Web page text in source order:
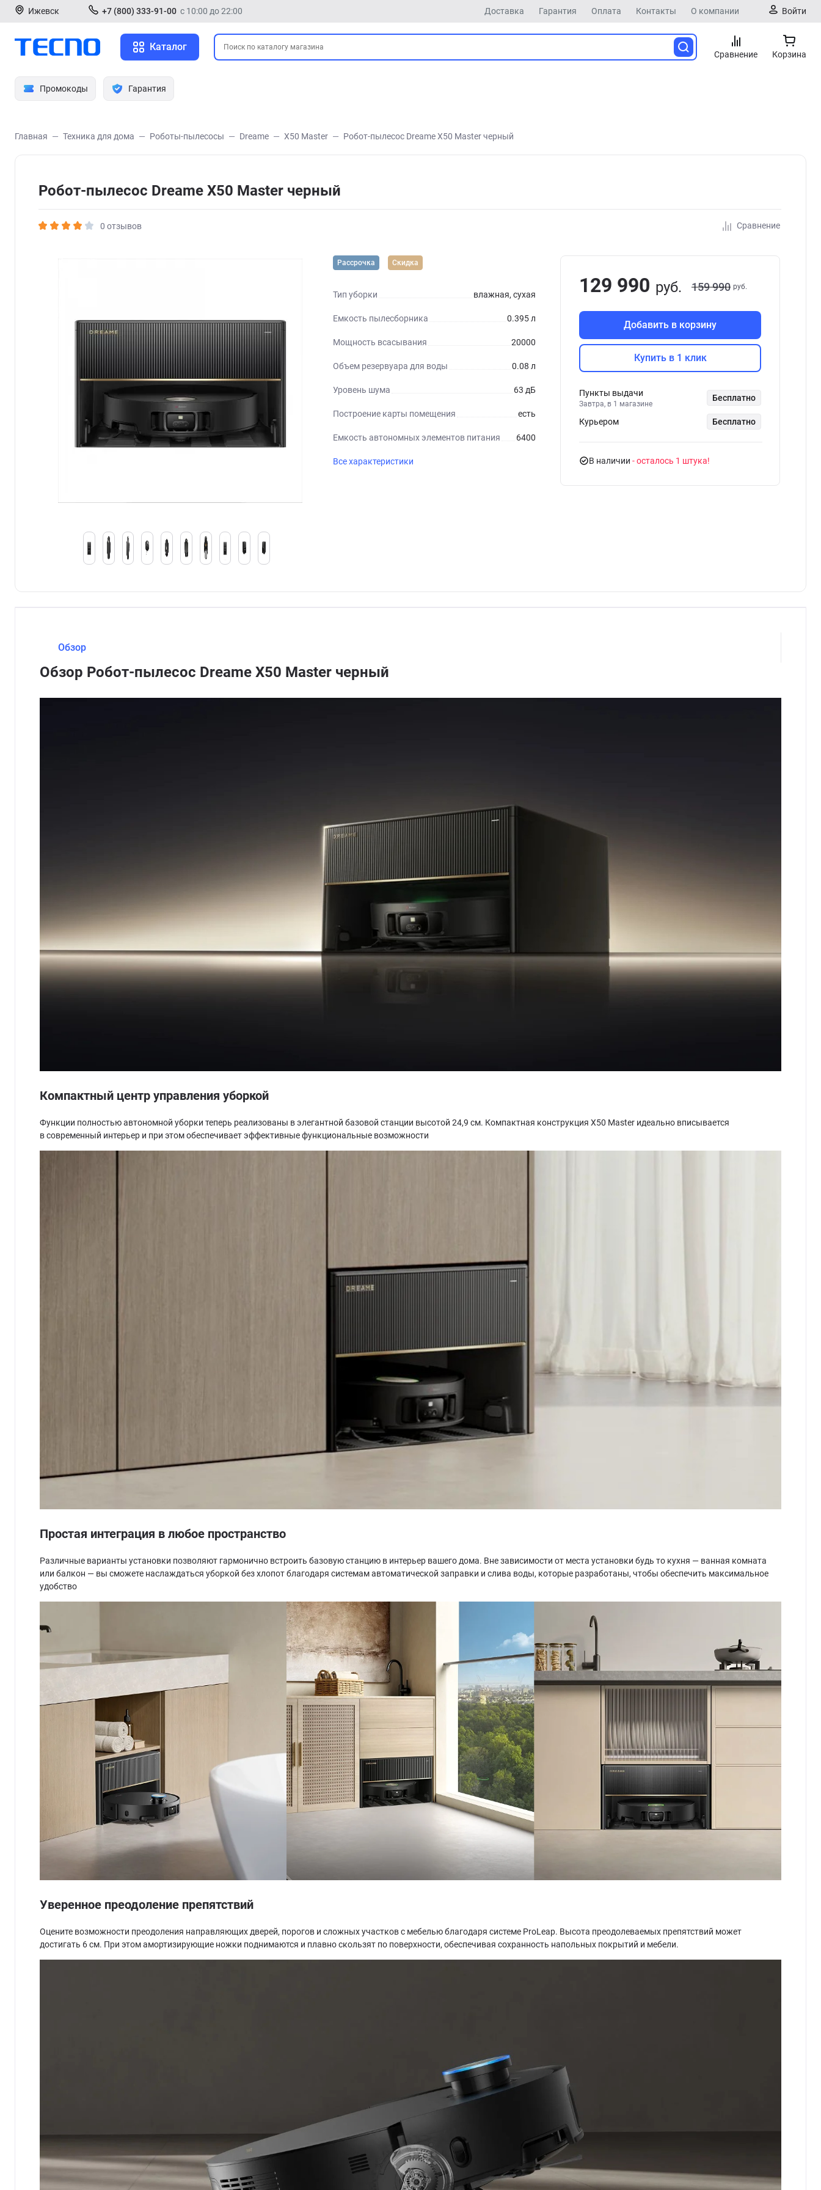
Ижевск +7 (800) 333-91-00 с 10:00 до 22:00 Доставка Гарантия Оплата Контакты О компании Войти
Каталог
Сравнение Корзина
Промокоды Гарантия
Главная Техника для дома Роботы-пылесосы Dreame X50 Master Робот-пылесос Dreame X50 Master черный
Робот-пылесос Dreame X50 Master черный
0 отзывов Сравнение
Рассрочка Скидка
Тип уборки влажная, сухая
Емкость пылесборника 0.395 л
Мощность всасывания 20000
Объем резервуара для воды 0.08 л
Уровень шума 63 дБ
Построение карты помещения есть
Емкость автономных элементов питания 6400
Все характеристики
129 990 руб. 159 990 руб.
Добавить в корзину
Купить в 1 клик
Пункты выдачи
Завтра, в 1 магазине
Бесплатно
Курьером Бесплатно
В наличии - осталось 1 штука
Обзор
Обзор Робот-пылесос Dreame X50 Master черный
Компактный центр управления уборкой
Функции полностью автономной уборки теперь реализованы в элегантной базовой станции высотой 24,9 см. Компактная конструкция Х50 Master идеально вписывается
в современный интерьер и при этом обеспечивает эффективные функциональные возможности
Простая интеграция в любое пространство
Различные варианты установки позволяют гармонично встроить базовую станцию в интерьер вашего дома. Вне зависимости от места установки будь то кухня — ванная комната
или балкон — вы сможете наслаждаться уборкой без хлопот благодаря системам автоматической заправки и слива воды, которые разработаны, чтобы обеспечить максимальное
удобство
Уверенное преодоление препятствий
Оцените возможности преодоления направляющих дверей, порогов и сложных участков с мебелью благодаря системе ProLeap. Высота преодолеваемых препятствий может
достигать 6 см. При этом амортизирующие ножки поднимаются и плавно скользят по поверхности, обеспечивая сохранность напольных покрытий и мебели.